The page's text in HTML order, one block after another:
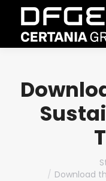
Download